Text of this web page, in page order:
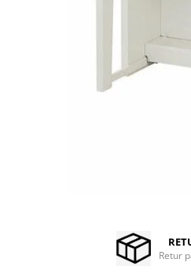
Capsule de microfon
Case-uri de microfoane
Microfoane lavaliera si headset
Microfoane podcast, USB, iOS /
Retur